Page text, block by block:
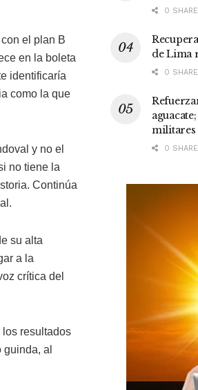
el plan B
en la boleta
identificaría
como la que
y no el
no tiene la
Continúa
su alta
a la
crítica del
los resultados
al
0
de Lima
0
militares
0